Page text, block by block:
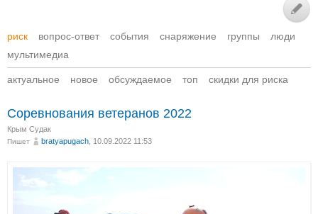
риск вопрос-ответ события снаряжение группы
люди
мультимедиа
актуальное новое обсуждаемое топ скидки для риска
Соревнования ветеранов 2022
Крым Судак
Пишет bratyapugach , 10.09.2022 11:53